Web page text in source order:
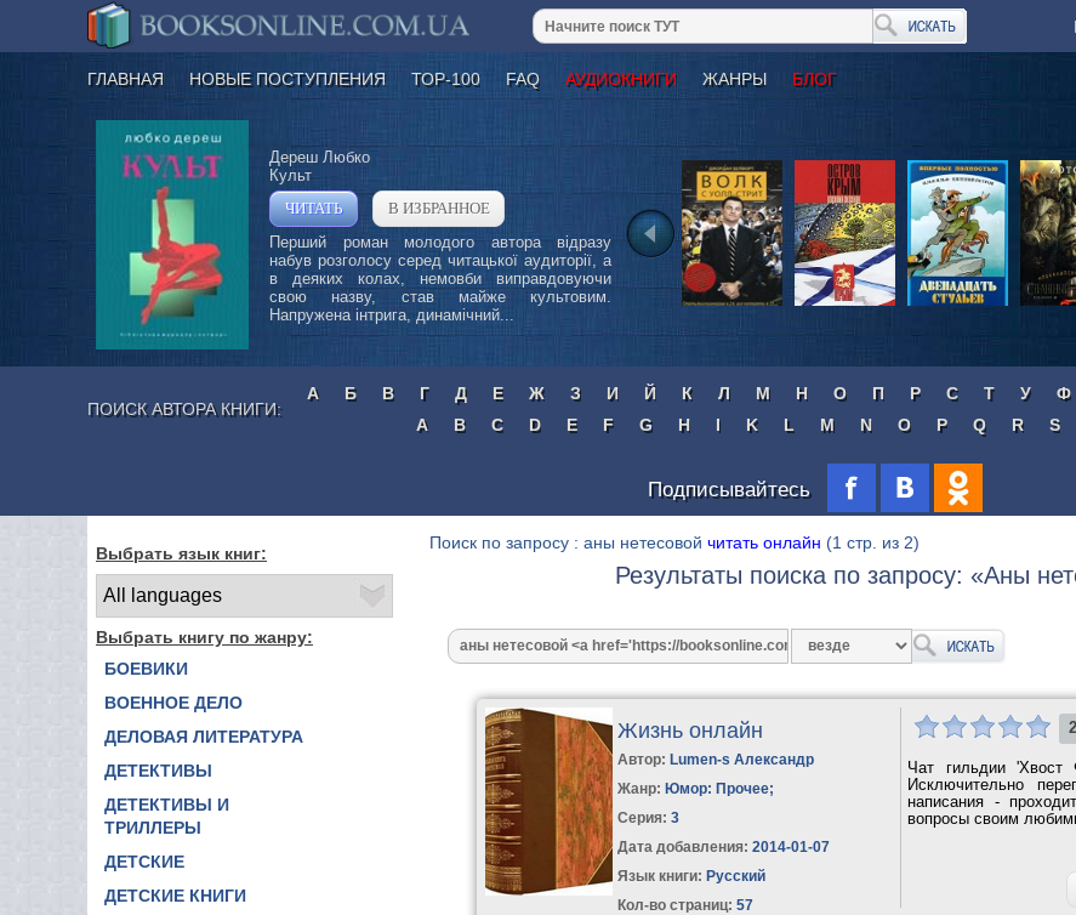
ГЛАВНАЯ НОВЫЕ ПОСТУПЛЕНИЯ ТОР-100 FAQ АУДИОКНИГИ ЖАНРЫ БЛОГ
Дереш Любко
Культ
ЧИТАТЬ
В ИЗБРАННОЕ
Перший роман молодого автора відразу
набув розголосу серед читацької аудиторії, а
в деяких колах, немовби виправдовуючи
свою назву, став майже культовим.
Напружена інтрига, динамічний...
ПОИСК АВТОРА КНИГИ:
А Б В Г Д Е Ж З И Й К Л М Н О П Р С Т У Ф
A
B C D E F G H I K L M N O P Q R S
Подписывайтесь
Выбрать язык книг:
Выбрать книгу по жанру:
БОЕВИКИ
ВОЕННОЕ ДЕЛО
ДЕЛОВАЯ ЛИТЕРАТУРА
ДЕТЕКТИВЫ
ДЕТЕКТИВЫ И
ТРИЛЛЕРЫ
ДЕТСКИЕ
ДЕТСКИЕ КНИГИ
Поиск по запросу : аны нетесовой читать онлайн (1 стр. из 2)
Результаты поиска по запросу: «Аны
Жизнь онлайн
Автор: Lumen-s Александр
Жанр: Юмор: Прочее;
Серия:3
Дата добавления: 2014-01-07
Язык книги: Русский
Кол-во страниц: 57
2
Чат гильдии 'Хвост
Исключительно
написания -
вопросы своим